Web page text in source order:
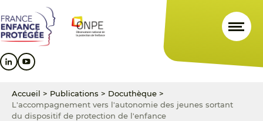
au
contenu
principal
au
menu
principal
au
pied
de
Accueil > Publications > Docuthèque >
L'accompagnement vers l'autonomie des jeunes sortant
du dispositif de protection de l'enfance